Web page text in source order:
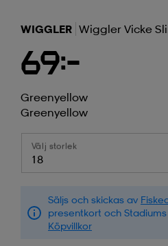
WIGGLER Wiggler Vicke
69:-
Greenyellow
Greenyellow
Välj storlek
18
Säljs och skickas av
presentkort och
Köpvillkor